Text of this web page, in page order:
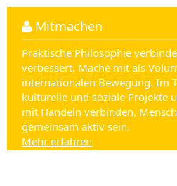
Mitmachen
Praktische Philosophie
verbessert. Mache mit als
internationalen Bewegung. Im
kulturelle und soziale Projekte
mit Handeln verbinden,
gemeinsam aktiv sein.
Mehr erfahren